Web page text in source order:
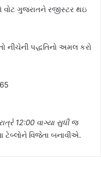
વોટ ગુજરાતને રજીસ્ટર થઇ
નીચેની પદ્ધતિનો અમલ કરો
12:00 વાગ્યા સુધી જ
ટેબ્લોને વિજેતા બનાવીએ.